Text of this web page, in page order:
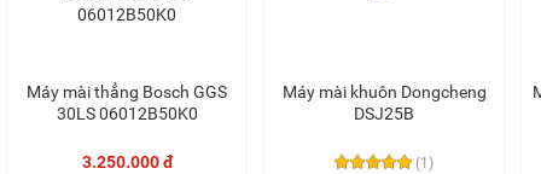
Máy mài thẳng Bosch GGS
30LS 06012B50K0
3.250.000 đ
Máy mài khuôn Dongcheng
DSJ25B
(1)